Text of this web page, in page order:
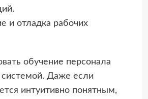
и отладка рабочих
обучение персонала
системой. Даже если
интуитивно понятным,